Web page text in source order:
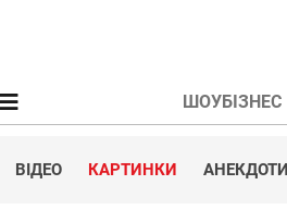
ШОУБІЗНЕС
ВІДЕО КАРТИНКИ АНЕКДОТИ